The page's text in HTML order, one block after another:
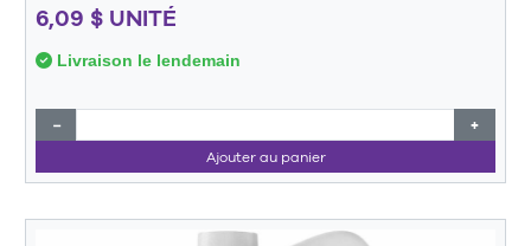
6,09 $ UNITÉ
Livraison le lendemain
− +
Ajouter au panier